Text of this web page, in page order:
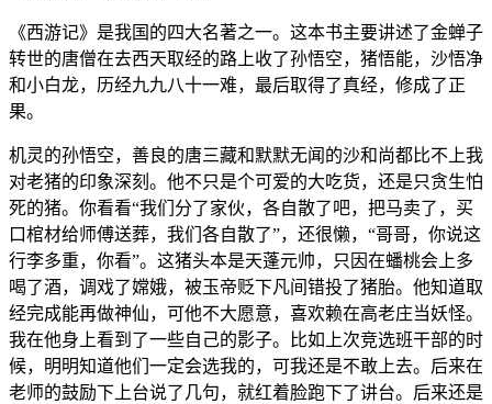
《西游记》是我国的四大名著之一。这本书主要讲述了金蝉子
转世的唐僧在去西天取经的路上收了孙悟空，猪悟能，沙悟净
和小白龙，历经九九八十一难，最后取得了真经，修成了正
果。
机灵的孙悟空，善良的唐三藏和默默无闻的沙和尚都比不上我
对老猪的印象深刻。他不只是个可爱的大吃货，还是只贪生怕
死的猪。你看看“我们分了家伙，各自散了吧，把马卖了，买
口棺材给师傅送葬，我们各自散了”，还很懒，“哥哥，你说这
行李多重，你看”。这猪头本是天蓬元帅，只因在蟠桃会上多
喝了酒，调戏了嫦娥，被玉帝贬下凡间错投了猪胎。他知道取
经完成能再做神仙，可他不大愿意，喜欢赖在高老庄当妖怪。
我在他身上看到了一些自己的影子。比如上次竞选班干部的时
候，明明知道他们一定会选我的，可我还是不敢上去。后来在
老师的鼓励下上台说了几句，就红着脸跑下了讲台。后来还是